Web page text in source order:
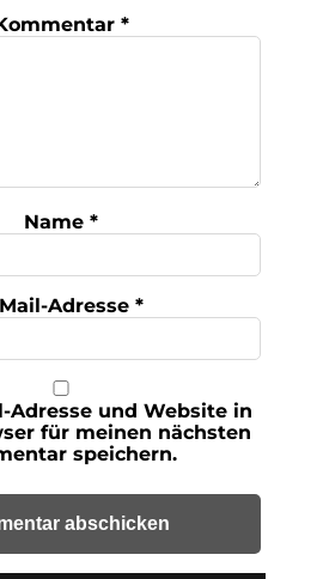
*
Name *
Adresse *
Adresse und Website in
für meinen nächsten
speichern.